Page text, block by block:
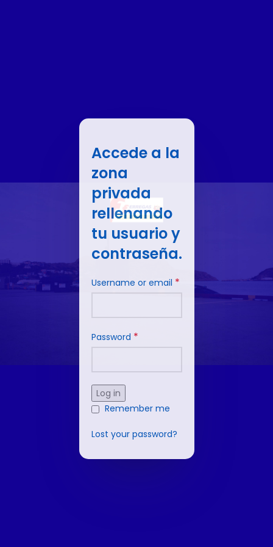
Accede a la
zona
privada
rellenando
tu usuario y
contraseña.
Username or email *
Password *
Log in
Remember me
Lost your password?